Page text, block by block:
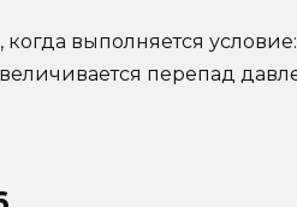
выполняется
перепад